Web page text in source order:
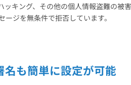
キング、その他の個人情報盗難の被
ジを無条件で拒否しています。
名も簡単に設定が可能